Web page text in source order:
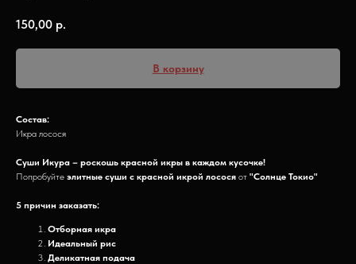
150,00 р.
В корзину
Состав:
Икра лосося
Суши Икура – роскошь красной икры в каждом кусочке!
Попробуйте элитные суши с красной икрой лосося от "Солнце Токио"
5 причин заказать:
Отборная икра
Идеальный рис
Деликатная подача